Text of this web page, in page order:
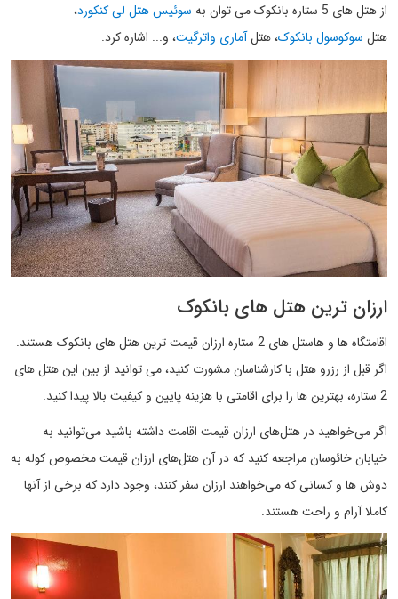
از هتل های 5 ستاره بانکوک می توان به سوئیس هتل لی کنکورد،
هتل سوکوسول بانکوک، هتلآماری واترگیت، و... اشاره کرد.
ارزان ترین هتل های بانکوک
اقامتگاه ها و هاستل های 2 ستاره ارزان قیمت ترین هتل های بانکوک هستند.
اگر قبل از رزرو هتل با کارشناسان مشورت کنید، می توانید از بین این هتل های
2 ستاره، بهترین ها را برای اقامتی با هزینه پایین و کیفیت بالا پیدا کنید.
اگر می‌خواهید در هتل‌های ارزان قیمت اقامت داشته باشید می‌توانید به
خیابان خائوسان مراجعه کنید که در آن هتل‌های ارزان قیمت مخصوص کوله‌ به
دوش ها و کسانی که می‌خواهند ارزان سفر کنند، وجود دارد که برخی از آنها
کاملا آرام و راحت هستند.